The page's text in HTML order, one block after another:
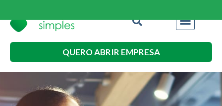
QUERO ABRIR EMPRESA